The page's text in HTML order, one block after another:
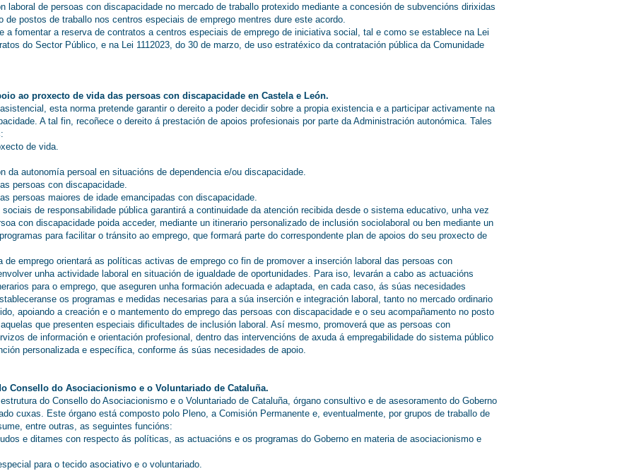
laboral de persoas con discapacidade no mercado de traballo protexido mediante a concesión de subvencións dirixidas
de postos de traballo nos centros especiais de emprego mentres dure este acordo.
a fomentar a reserva de contratos a centros especiais de emprego de iniciativa social, tal e como se establece na Lei
do Sector Público, e na Lei 1112023, do 30 de marzo, de uso estratéxico da contratación pública da Comunidade
ao proxecto de vida das persoas con discapacidade en Castela e León.
esta norma pretende garantir o dereito a poder decidir sobre a propia existencia e a participar activamente na
A tal fin, recoñece o dereito á prestación de apoios profesionais por parte da Administración autonómica. Tales
de vida.
da autonomía persoal en situacións de dependencia e/ou discapacidade.
persoas con discapacidade.
persoas maiores de idade emancipadas con discapacidade.
de responsabilidade pública garantirá a continuidade da atención recibida desde o sistema educativo, unha vez
con discapacidade poida acceder, mediante un itinerario personalizado de inclusión sociolaboral ou ben mediante un
para facilitar o tránsito ao emprego, que formará parte do correspondente plan de apoios do seu proxecto de
de emprego orientará as políticas activas de emprego co fin de promover a inserción laboral das persoas con
unha actividade laboral en situación de igualdade de oportunidades. Para iso, levarán a cabo as actuacións
para o emprego, que aseguren unha formación adecuada e adaptada, en cada caso, ás súas necesidades
os programas e medidas necesarias para a súa inserción e integración laboral, tanto no mercado ordinario
apoiando a creación e o mantemento do emprego das persoas con discapacidade e o seu acompañamento no posto
que presenten especiais dificultades de inclusión laboral. Así mesmo, promoverá que as persoas con
de información e orientación profesional, dentro das intervencións de axuda á empregabilidade do sistema público
personalizada e específica, conforme ás súas necesidades de apoio.
Consello do Asociacionismo e o Voluntariado de Cataluña.
do Consello do Asociacionismo e o Voluntariado de Cataluña, órgano consultivo e de asesoramento do Goberno
cuxas. Este órgano está composto polo Pleno, a Comisión Permanente e, eventualmente, por grupos de traballo de
entre outras, as seguintes funcións:
e ditames con respecto ás políticas, as actuacións e os programas do Goberno en materia de asociacionismo e
para o tecido asociativo e o voluntariado.